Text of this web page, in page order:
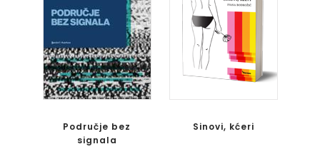
Područje bez
signala
Sinovi, kćeri